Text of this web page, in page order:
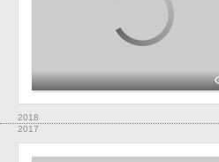
2018
2017